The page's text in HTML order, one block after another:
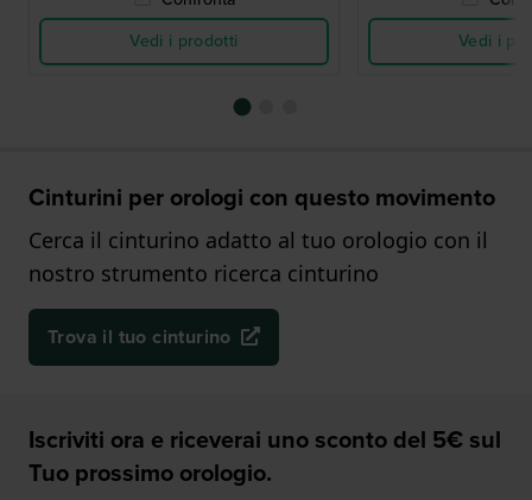
Vedi i prodotti
Vedi i
Cinturini per orologi con questo movimento
Cerca il cinturino adatto al tuo orologio con il
nostro strumento ricerca cinturino
Trova il tuo cinturino
Iscriviti ora e riceverai uno sconto del 5€ sul
Tuo prossimo orologio.